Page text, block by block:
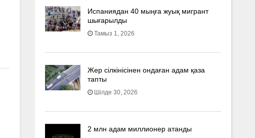
Испаниядан 40 мыңға жуық мигрант
шығарылды
Тамыз 1, 2026
Жер сілкінісінен ондаған адам қаза
тапты
Шілде 30, 2026
2 млн адам миллионер атанды